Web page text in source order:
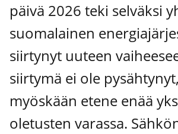
päi­vä 2026 teki sel­väk­si
suo­ma­lai­nen
siir­ty­nyt uuteen
siir­ty­mä ei ole
myös­kään ete­ne enää
ole­tus­ten varas­sa.